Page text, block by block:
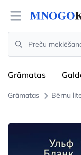
Open menu
Search
Grāmatas
Grāmatas Bērnu